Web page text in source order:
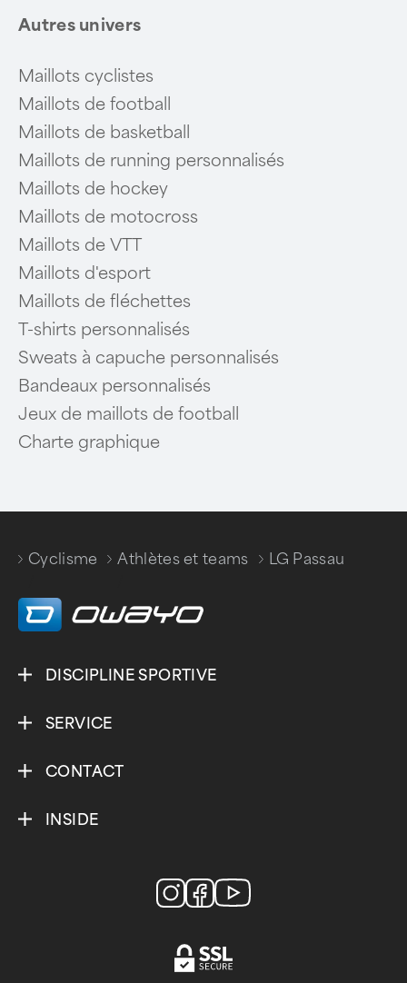
Autres univers
Maillots cyclistes
Maillots de football
Maillots de basketball
Maillots de running personnalisés
Maillots de hockey
Maillots de motocross
Maillots de VTT
Maillots d'esport
Maillots de fléchettes
T-shirts personnalisés
Sweats à capuche personnalisés
Bandeaux personnalisés
Jeux de maillots de football
Charte graphique
Cyclisme
Athlètes et teams
LG Passau
DISCIPLINE SPORTIVE
SERVICE
CONTACT
INSIDE